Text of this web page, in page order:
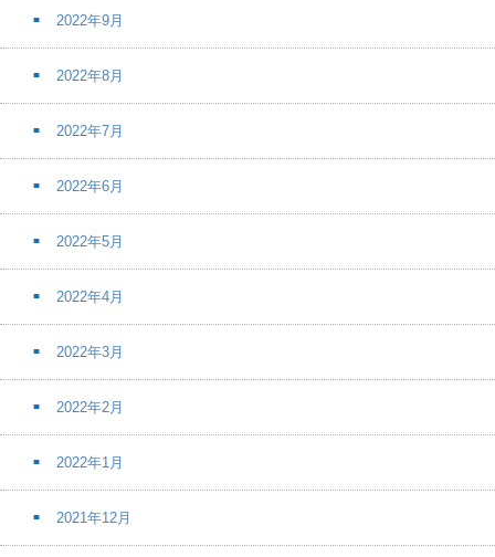
2022年9月
2022年8月
2022年7月
2022年6月
2022年5月
2022年4月
2022年3月
2022年2月
2022年1月
2021年12月